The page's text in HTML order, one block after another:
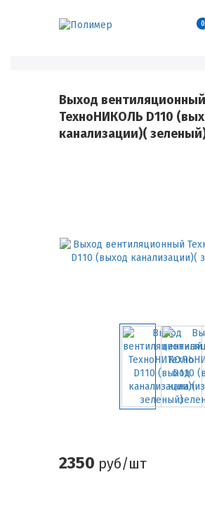
0
Выход вентиляционный
ТехноНИКОЛЬ D110
канализации)(
2350 руб/шт